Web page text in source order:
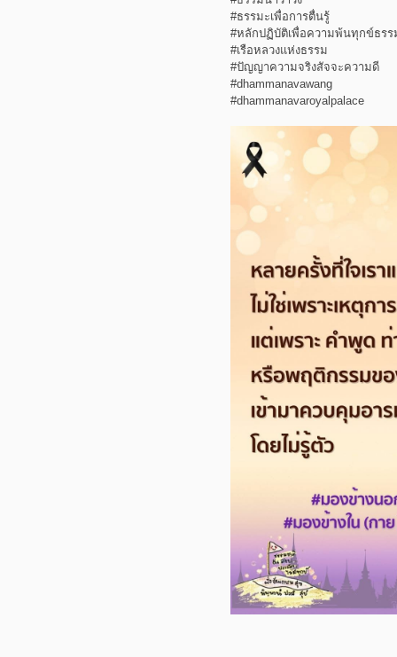
#ธรรมะเพื่อการตื่นรู้
#หลักปฏิบัติเพื่อความพ้นทุกข์ธรร
#เรือหลวงแห่งธรรม
#ปัญญาความจริงสัจจะความดี
#dhammanavawang
#dhammanavaroyalpalace